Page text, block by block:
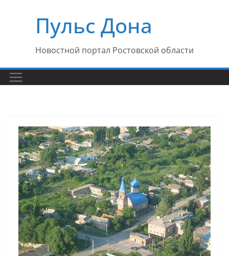
содержимомуПульс Дона
Новостной портал Ростовской области